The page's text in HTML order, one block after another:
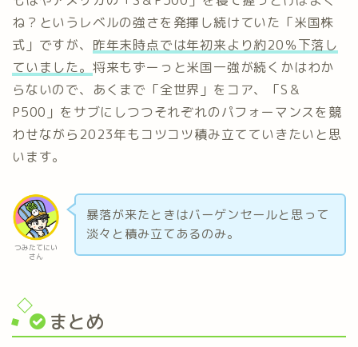
ね？というレベルの強さを発揮し続けていた「米国株
式」ですが、 昨年末時点では年初来より約20％下落し
ていました。 将来もずーっと米国一強が続くかはわか
らないので、あくまで「全世界」をコア、「S＆
P500」をサブにしつつそれぞれのパフォーマンスを競
わせながら2023年もコツコツ積み立てていきたいと思
います。
つみたてにい
さん
暴落が来たときはバーゲンセールと思って
淡々と積み立てあるのみ。
まとめ